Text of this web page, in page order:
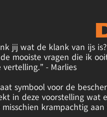
jij wat de klank van ijs
mooiste vragen die ik
vertelling.” - Marlies
symbool voor de
in deze voorstelling wat
krampachtig